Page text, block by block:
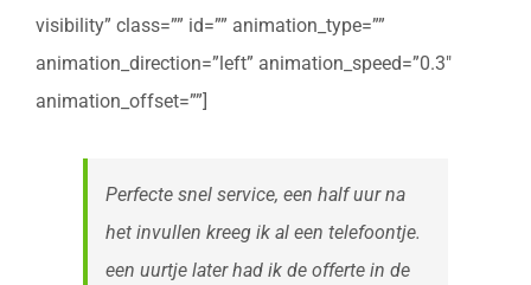
visibility” class=”” id=”” animation_type=””
animation_direction=”left” animation_speed=”0.3″
animation_offset=””]
Perfecte snel service, een half uur na
het invullen kreeg ik al een telefoontje.
een uurtje later had ik de offerte in de